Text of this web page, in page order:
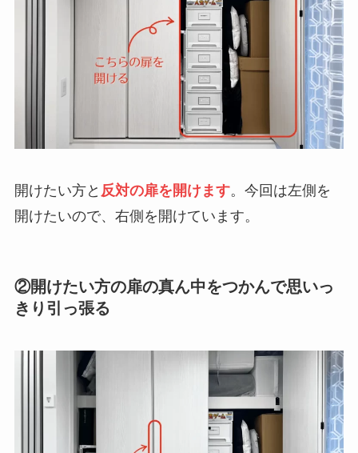
開けたい方と 反対の扉を開けます。今回は左側を
開けたいので、右側を開けています。
②開けたい方の扉の真ん中をつかんで思いっ
きり引っ張る